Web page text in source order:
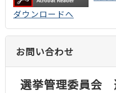
ダウンロードへ
お問い合わせ
選挙管理委員会